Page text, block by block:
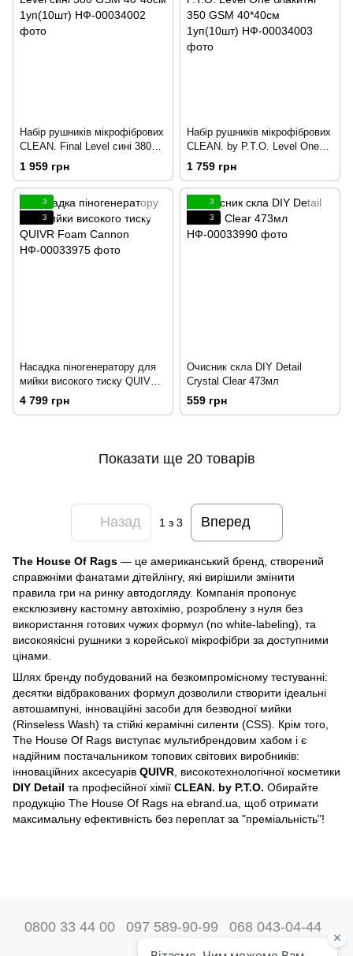
Набір рушників мікрофібрових
CLEAN. Final Level сині 380
GSM 40*40см 1уп(10шт)
1 959 грн
Набір рушників мікрофібрових
CLEAN. by P.T.O. Level One
блакитні 350 GSM 40*40см
1уп(10шт)
1 759 грн
3
3
Насадка піногенератору для
мийки високого тиску QUIVR
Foam Cannon
4 799 грн
3
3
Очисник скла DIY Detail
Crystal Clear 473мл
559 грн
Показати ще 20 товарів
Назад 1 з 3 Вперед
The House Of Rags — це американський бренд, створений
справжніми фанатами дітейлінгу, які вирішили змінити
правила гри на ринку автодогляду. Компанія пропонує
ексклюзивну кастомну автохімію, розроблену з нуля без
використання готових чужих формул (no white-labeling), та
високоякісні рушники з корейської мікрофібри за доступними
цінами.
Шлях бренду побудований на безкомпромісному тестуванні:
десятки відбракованих формул дозволили створити ідеальні
автошампуні, інноваційні засоби для безводної мийки
(Rinseless Wash) та стійкі керамічні силенти (CSS). Крім того,
The House Of Rags виступає мультибрендовим хабом і є
надійним постачальником топових світових виробників:
інноваційних аксесуарів QUIVR , високотехнологічної косметики
DIY Detail та професійної хімії CLEAN. by P.T.O. Обирайте
продукцію The House Of Rags на ebrand.ua, щоб отримати
максимальну ефективність без переплат за "преміальність"!
0800 33 44 00 097 589-90-99 068 043-04-44